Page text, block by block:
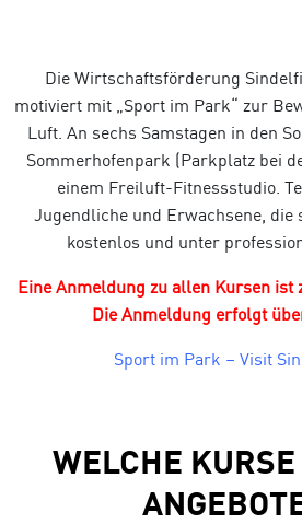
Die Wirtschaftsförderung
motiviert mit „Sport im Park“ zur
Luft. An sechs Samstagen in den
Sommerhofenpark (Parkplatz bei
einem Freiluft-Fitnessstudio.
Jugendliche und Erwachsene, die
kostenlos und unter
Eine Anmeldung zu allen Kursen
Die Anmeldung erfolgt
Sport im Park – Visit
WELCHE